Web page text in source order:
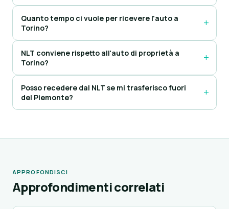
Quanto tempo ci vuole per ricevere l'auto a
Torino?
NLT conviene rispetto all'auto di proprietà a
Torino?
Posso recedere dal NLT se mi trasferisco fuori
del Piemonte?
APPROFONDISCI
Approfondimenti correlati